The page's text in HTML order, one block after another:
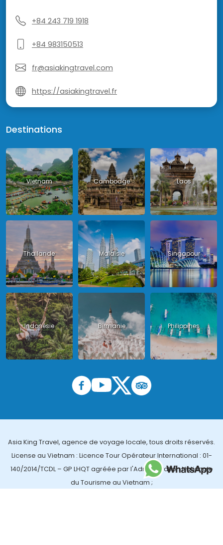
+84 243 719 1918
+84 983150513
fr@asiakingtravel.com
https://asiakingtravel.fr
Destinations
Vietnam Cambodge Laos
Thailande Malaisie Singapour
Indonésie Birmanie Philippines
Asia King Travel, agence de voyage locale, tous droits réservés.
License au Vietnam : Licence Tour Opérateur International : 01-
140/2014/TCDL – GP LHQT agréée par l'Administration Nationale
du Tourisme au Vietnam ;